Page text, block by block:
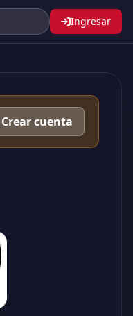
Ingresar
Crear cuenta